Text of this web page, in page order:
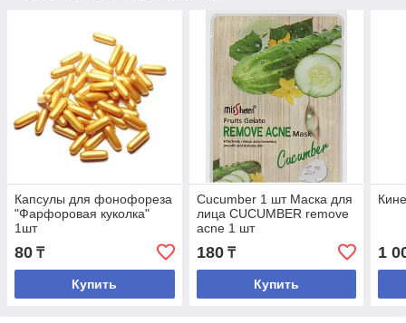
Капсулы для фонофореза
"Фарфоровая куколка"
1шт
80 ₸
Купить
Cucumber 1 шт Маска для
лица CUCUMBER remove
acne 1 шт
180₸
Купить
1